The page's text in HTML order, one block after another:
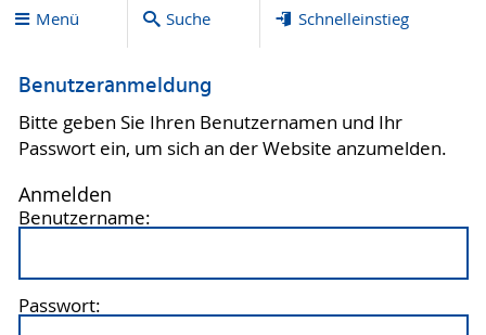
Menü Suche Schnelleinstieg
Benutzeranmeldung
Bitte geben Sie Ihren Benutzernamen und Ihr
Passwort ein, um sich an der Website anzumelden.
Anmelden
Benutzername:
Passwort: